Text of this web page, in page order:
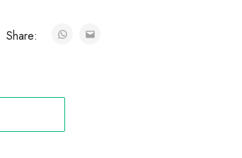
Share: